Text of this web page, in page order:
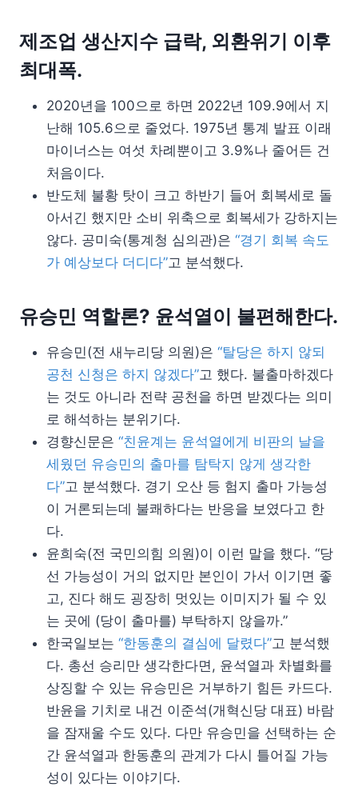
제조업 생산지수 급락, 외환위기 이후
최대폭.
2020년을 100으로 하면 2022년 109.9에서 지
난해 105.6으로 줄었다. 1975년 통계 발표 이래
마이너스는 여섯 차례뿐이고 3.9%나 줄어든 건
처음이다.
반도체 불황 탓이 크고 하반기 들어 회복세로 돌
아서긴 했지만 소비 위축으로 회복세가 강하지는
않다. 공미숙(통계청 심의관)은 “경기 회복 속도
가 예상보다 더디다”고 분석했다.
유승민 역할론? 윤석열이 불편해한다.
유승민(전 새누리당 의원)은 “탈당은 하지 않되
공천 신청은 하지 않겠다”고 했다. 불출마하겠다
는 것도 아니라 전략 공천을 하면 받겠다는 의미
로 해석하는 분위기다.
경향신문은 “친윤계는 윤석열에게 비판의 날을
세웠던 유승민의 출마를 탐탁지 않게 생각한
다”고 분석했다. 경기 오산 등 험지 출마 가능성
이 거론되는데 불쾌하다는 반응을 보였다고 한
다.
윤희숙(전 국민의힘 의원)이 이런 말을 했다. “당
선 가능성이 거의 없지만 본인이 가서 이기면 좋
고, 진다 해도 굉장히 멋있는 이미지가 될 수 있
는 곳에 (당이 출마를) 부탁하지 않을까.”
한국일보는 “한동훈의 결심에 달렸다”고 분석했
다. 총선 승리만 생각한다면, 윤석열과 차별화를
상징할 수 있는 유승민은 거부하기 힘든 카드다.
반윤을 기치로 내건 이준석(개혁신당 대표) 바람
을 잠재울 수도 있다. 다만 유승민을 선택하는 순
간 윤석열과 한동훈의 관계가 다시 틀어질 가능
성이 있다는 이야기다.